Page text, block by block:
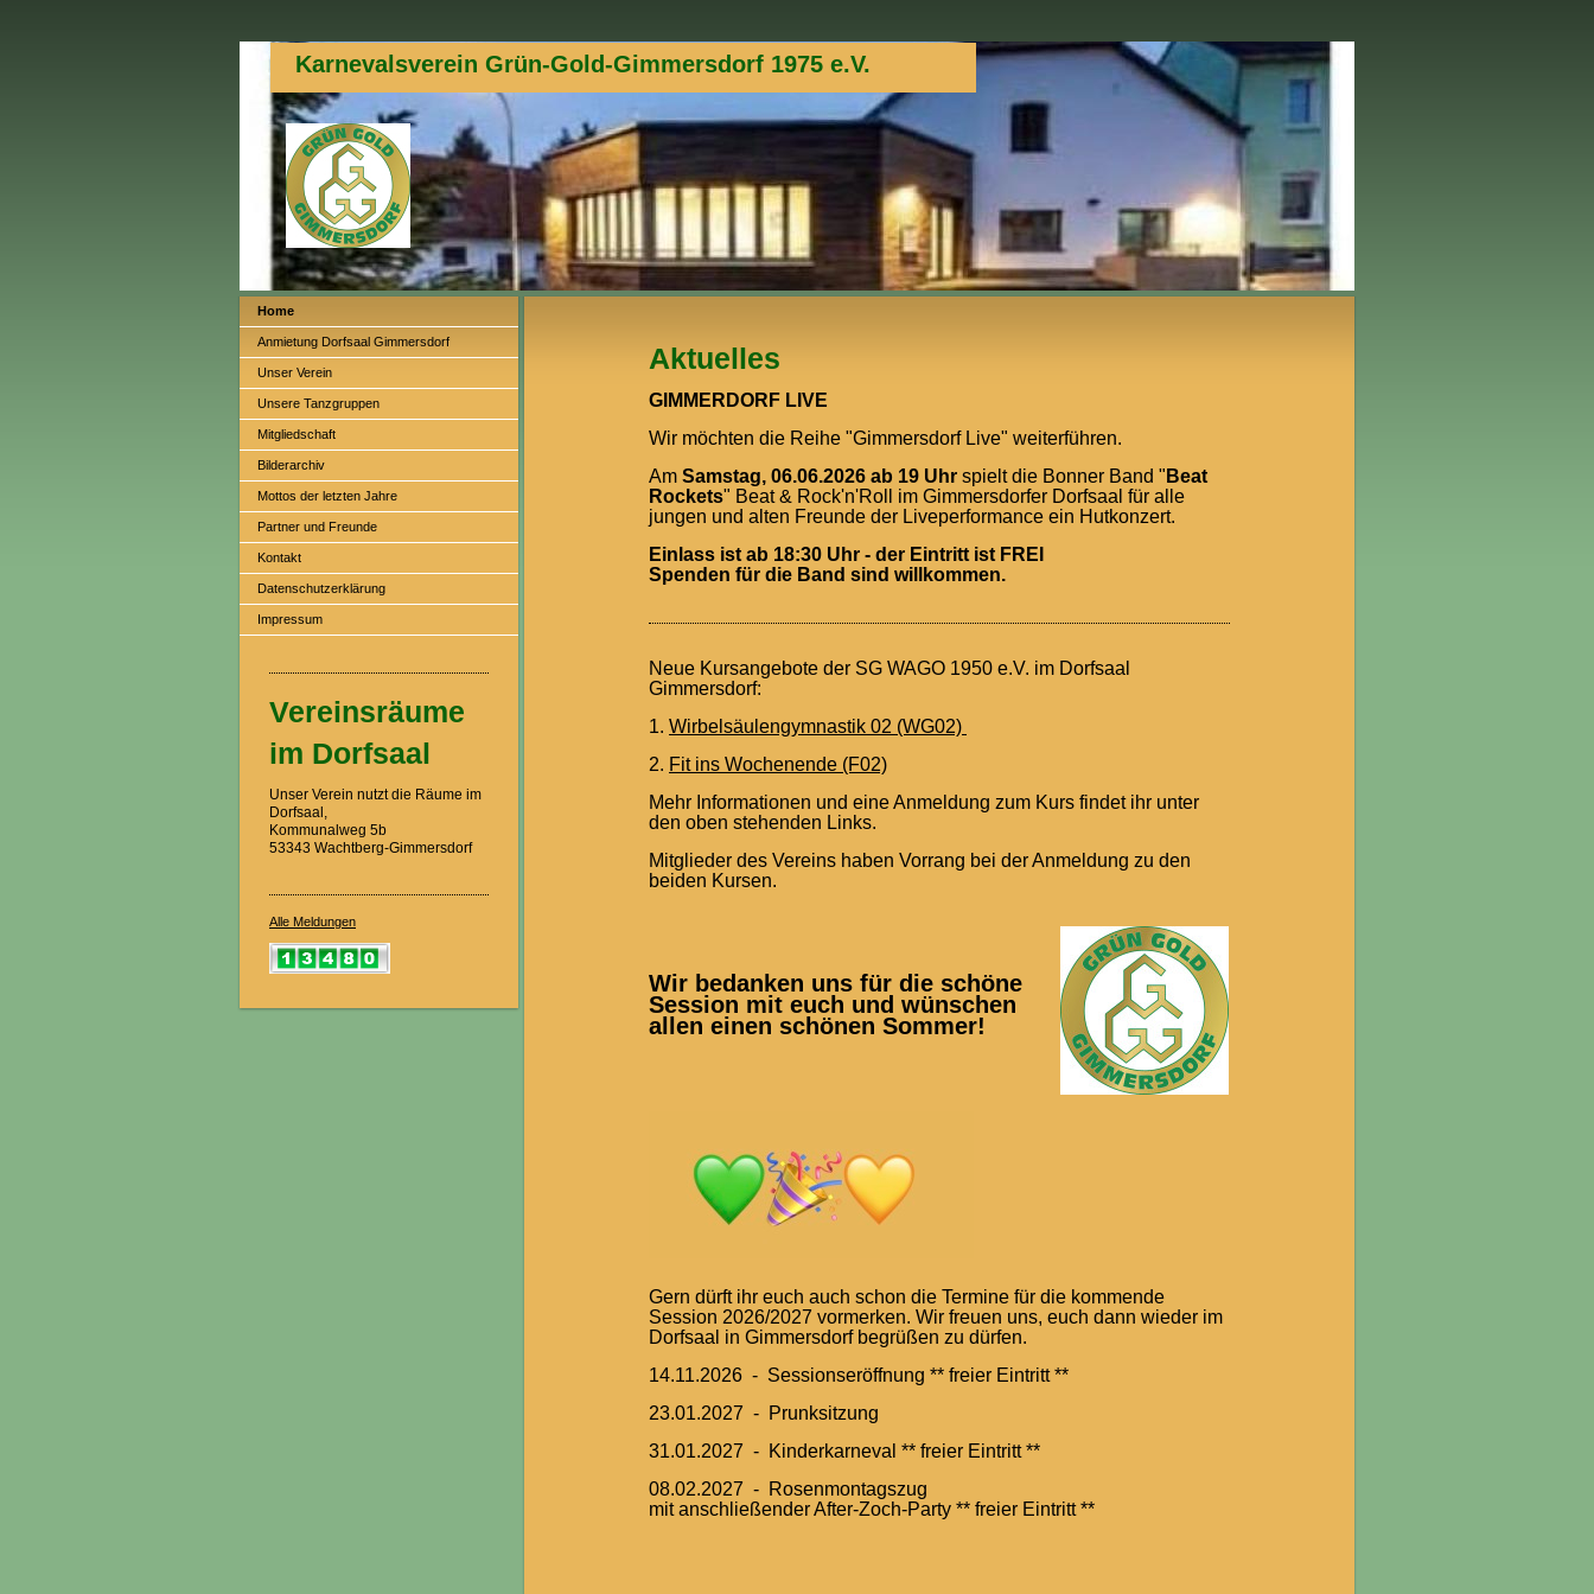
Karnevalsverein Grün-Gold-Gimmersdorf 1975 e.V.
Home
Anmietung Dorfsaal Gimmersdorf
Unser Verein
Unsere Tanzgruppen
Mitgliedschaft
Bilderarchiv
Mottos der letzten Jahre
Partner und Freunde
Kontakt
Datenschutzerklärung
Impressum
Vereinsräume
im Dorfsaal
Unser Verein nutzt die Räume im
Dorfsaal,
Kommunalweg 5b
53343 Wachtberg-Gimmersdorf
Alle Meldungen
Aktuelles
GIMMERDORF LIVE
Wir möchten die Reihe "Gimmersdorf Live" weiterführen.
Am Samstag, 06.06.2026 ab 19 Uhr spielt die Bonner Band " Beat
Rockets" Beat & Rock'n'Roll im Gimmersdorfer Dorfsaal für alle
jungen und alten Freunde der Liveperformance ein Hutkonzert.
Einlass ist ab 18:30 Uhr - der Eintritt ist FREI
Spenden für die Band sind willkommen.
Neue Kursangebote der SG WAGO 1950 e.V. im Dorfsaal
Gimmersdorf:
1. Wirbelsäulengymnastik 02 (WG02)
2. Fit ins Wochenende (F02)
Mehr Informationen und eine Anmeldung zum Kurs findet ihr unter
den oben stehenden Links.
Mitglieder des Vereins haben Vorrang bei der Anmeldung zu den
beiden Kursen.
Wir bedanken uns für die schöne
Session mit euch und wünschen
allen einen schönen Sommer!
Gern dürft ihr euch auch schon die Termine für die kommende
Session 2026/2027 vormerken. Wir freuen uns, euch dann wieder im
Dorfsaal in Gimmersdorf begrüßen zu dürfen.
14.11.2026 - Sessionseröffnung ** freier Eintritt **
23.01.2027 - Prunksitzung
31.01.2027 - Kinderkarneval ** freier Eintritt **
08.02.2027 - Rosenmontagszug
mit anschließender After-Zoch-Party ** freier Eintritt **